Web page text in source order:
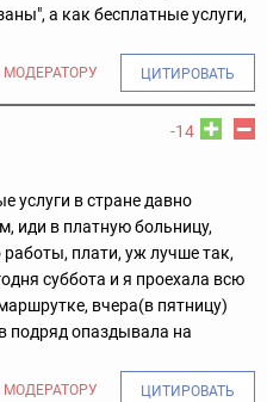
а как бесплатные услуги,
ЦИТИРОВАТЬ
-14
услуги в стране давно
иди в платную больницу,
плати, уж лучше так,
суббота и я проехала всю
вчера(в пятницу)
подряд опаздывала на
ЦИТИРОВАТЬ